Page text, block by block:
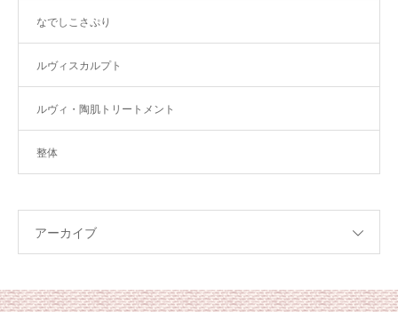
なでしこさぷり
ルヴィスカルプト
ルヴィ・陶肌トリートメント
整体
アーカイブ